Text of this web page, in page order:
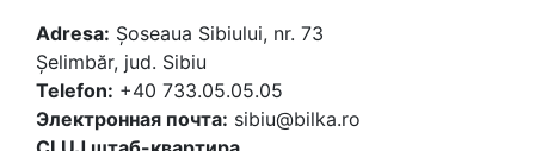
Adresa: Șoseaua Sibiului, nr. 73
Șelimbăr, jud. Sibiu
Telefon: +40 733.05.05.05
Электронная почта: sibiu@bilka.ro